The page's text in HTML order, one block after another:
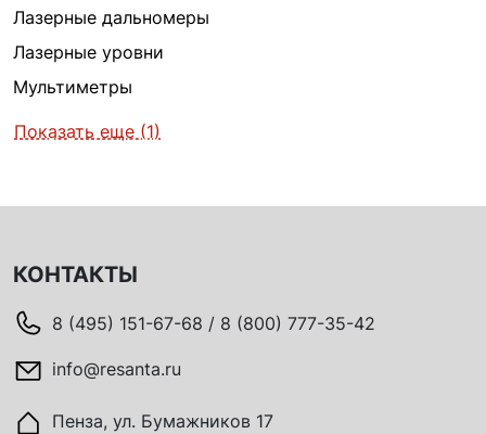
Лазерные дальномеры
Лазерные уровни
Мультиметры
Показать еще (1)
КОНТАКТЫ
8 (495) 151-67-68 / 8 (800) 777-35-42
info@resanta.ru
Пенза, ул. Бумажников 17